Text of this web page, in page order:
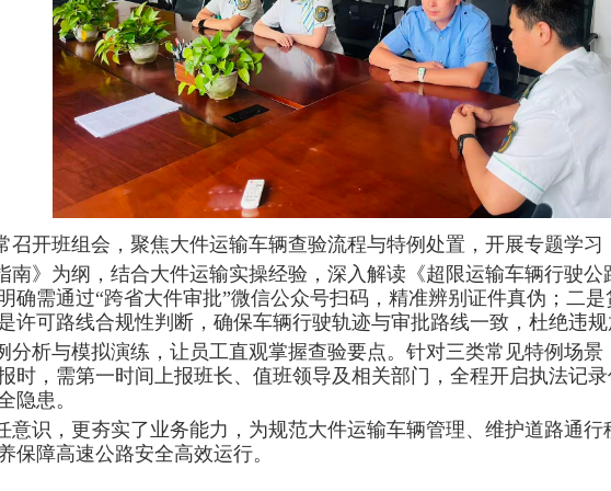
开班组会，聚焦大件运输车辆查验流程与特例处置，开展专题学习
南》为纲，结合大件运输实操经验，深入解读《超限运输车辆行驶
确需通过“跨省大件审批”微信公众号扫码，精准辨别证件真伪；二
许可路线合规性判断，确保车辆行驶轨迹与审批路线一致，杜绝违规
分析与模拟演练，让员工直观掌握查验要点。针对三类常见特例场
时，需第一时间上报班长、值班领导及相关部门，全程开启执法记
隐患。
意识，更夯实了业务能力，为规范大件运输车辆管理、维护道路通
保障高速公路安全高效运行。